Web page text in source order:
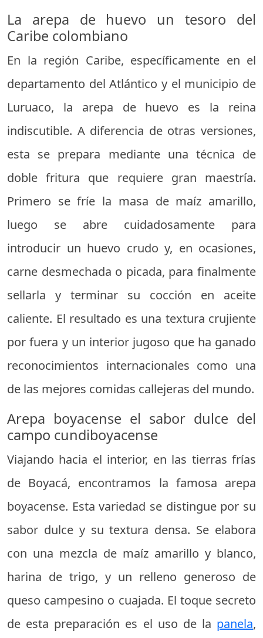
La arepa de huevo un tesoro del
Caribe colombiano
En la región Caribe, específicamente en el
departamento del Atlántico y el municipio de
Luruaco, la arepa de huevo es la reina
indiscutible. A diferencia de otras versiones,
esta se prepara mediante una técnica de
doble fritura que requiere gran maestría.
Primero se fríe la masa de maíz amarillo,
luego se abre cuidadosamente para
introducir un huevo crudo y, en ocasiones,
carne desmechada o picada, para finalmente
sellarla y terminar su cocción en aceite
caliente. El resultado es una textura crujiente
por fuera y un interior jugoso que ha ganado
reconocimientos internacionales como una
de las mejores comidas callejeras del mundo.
Arepa boyacense el sabor dulce del
campo cundiboyacense
Viajando hacia el interior, en las tierras frías
de Boyacá, encontramos la famosa arepa
boyacense. Esta variedad se distingue por su
sabor dulce y su textura densa. Se elabora
con una mezcla de maíz amarillo y blanco,
harina de trigo, y un relleno generoso de
queso campesino o cuajada. El toque secreto
de esta preparación es el uso de la panela,